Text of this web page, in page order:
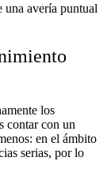
una avería puntual
los
contar con un
en el ámbito
serias, por lo